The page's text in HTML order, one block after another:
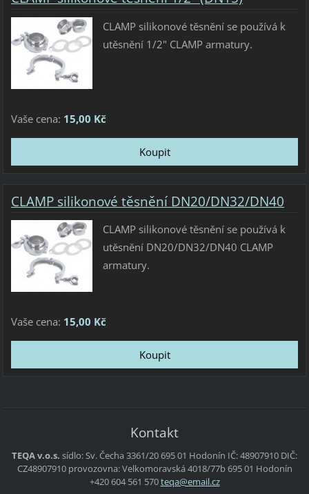
CLAMP silikonové těsnění se používá k
utěsnění 1/2" CLAMP armatury.
Vaše cena: 15,00 Kč
CLAMP silikonové těsnění DN20/DN32/DN40
CLAMP silikonové těsnění se používá k
utěsnění DN20/DN32/DN40 CLAMP
armatury.
Vaše cena: 15,00 Kč
Kontakt
TEQA v.o.s. sídlo:Sv. Čecha 3361/20695 01 Hodonín IČ: 48907910 DIČ:
CZ48907910 provozovna:Velkomoravská 4018/77b695 01 Hodonín
+420 604 561 570teqa@email.cz